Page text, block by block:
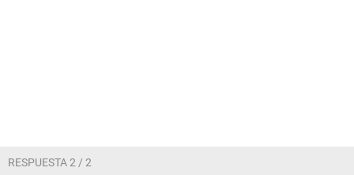
RESPUESTA 2 / 2